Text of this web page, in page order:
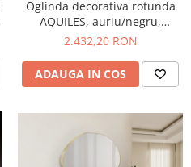
Oglinda decorativa rotunda
AQUILES, auriu/negru,
diametru 90 cm - SCHULLER
2.432,20 RON
ADAUGA IN COS